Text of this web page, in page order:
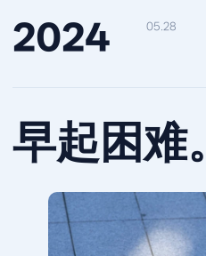
2024 05.28
早起困难。